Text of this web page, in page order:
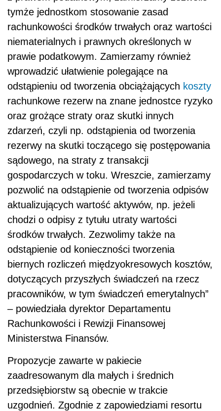
tymże jednostkom stosowanie zasad
rachunkowości środków trwałych oraz wartości
niematerialnych i prawnych określonych w
prawie podatkowym. Zamierzamy również
wprowadzić ułatwienie polegające na
odstąpieniu od tworzenia obciążających koszty
rachunkowe rezerw na znane jednostce ryzyko
oraz grożące straty oraz skutki innych
zdarzeń, czyli np. odstąpienia od tworzenia
rezerwy na skutki toczącego się postępowania
sądowego, na straty z transakcji
gospodarczych w toku. Wreszcie, zamierzamy
pozwolić na odstąpienie od tworzenia odpisów
aktualizujących wartość aktywów, np. jeżeli
chodzi o odpisy z tytułu utraty wartości
środków trwałych. Zezwolimy także na
odstąpienie od konieczności tworzenia
biernych rozliczeń międzyokresowych kosztów,
dotyczących przyszłych świadczeń na rzecz
pracowników, w tym świadczeń emerytalnych”
– powiedziała dyrektor Departamentu
Rachunkowości i Rewizji Finansowej
Ministerstwa Finansów.
Propozycje zawarte w pakiecie
zaadresowanym dla małych i średnich
przedsiębiorstw są obecnie w trakcie
uzgodnień. Zgodnie z zapowiedziami resortu